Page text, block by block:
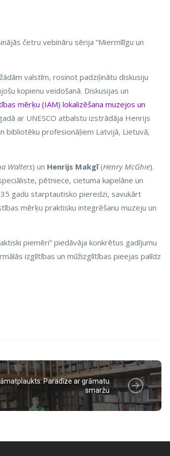
četru vebināru sērija “Miermīlīgu un
valstīm, rosinot padziļinātu diskusiju
kopienu veidošanā. Diskusijas un
mērķu (IAM) lokalizēšana muzejos un
ar UNESCO atbalstu izstrādāja Henrijs
bibliotēku profesionāļiem Latvijā, Lietuvā,
Walters) un Henrijs Makgī(Henry McGhie).
pētniece, cietuma kapelāne un
gadu starptautisko pieredzi, savukārt
mērķu praktisku integrēšanu muzeju un
piemēri” piedāvāja konkrētus gadījumu
izglītības un mūžizglītības pieejas palīdz
Paradīze ar grāmatu
smaržu